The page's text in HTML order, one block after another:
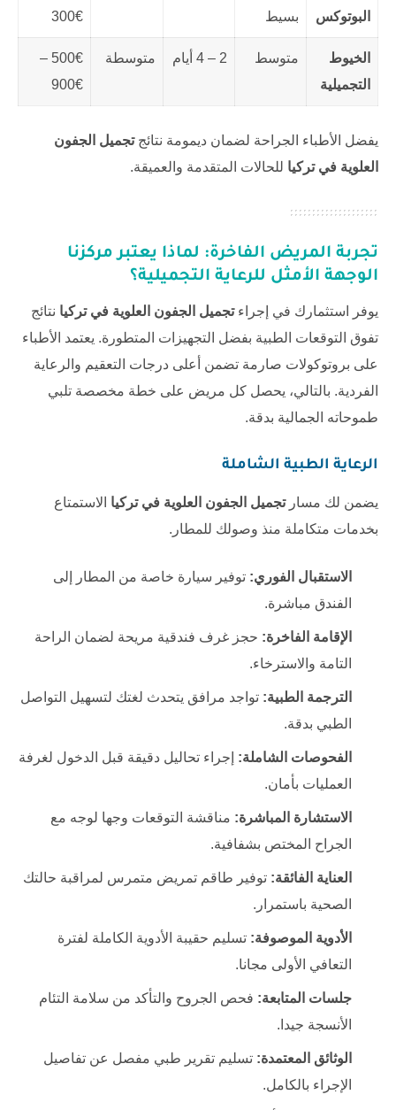
البوتوكس
بسيط
300€
الخيوط
التجميلية
متوسط 2 – 4 أيام متوسطة
500€ –
900€
يفضل الأطباء الجراحة لضمان ديمومة نتائجتجميل الجفون
العلوية في تركيا للحالات المتقدمة والعميقة.
تجربة المريض الفاخرة: لماذا يعتبر مركزنا
الوجهة الأمثل للرعاية التجميلية؟
يوفر استثمارك في إجراءتجميل الجفون العلوية في تركيا نتائج
تفوق التوقعات الطبية بفضل التجهيزات المتطورة. يعتمد الأطباء
على بروتوكولات صارمة تضمن أعلى درجات التعقيم والرعاية
الفردية. بالتالي، يحصل كل مريض على خطة مخصصة تلبي
طموحاته الجمالية بدقة.
الرعاية الطبية الشاملة
يضمن لك مسارتجميل الجفون العلوية في تركيا الاستمتاع
بخدمات متكاملة منذ وصولك للمطار.
الاستقبال الفوري: توفير سيارة خاصة من المطار إلى
الفندق مباشرة.
الإقامة الفاخرة: حجز غرف فندقية مريحة لضمان الراحة
التامة والاسترخاء.
الترجمة الطبية: تواجد مرافق يتحدث لغتك لتسهيل التواصل
الطبي بدقة.
الفحوصات الشاملة: إجراء تحاليل دقيقة قبل الدخول لغرفة
العمليات بأمان.
الاستشارة المباشرة: مناقشة التوقعات وجها لوجه مع
الجراح المختص بشفافية.
العناية الفائقة: توفير طاقم تمريض متمرس لمراقبة حالتك
الصحية باستمرار.
الأدوية الموصوفة: تسليم حقيبة الأدوية الكاملة لفترة
التعافي الأولى مجانا.
جلسات المتابعة: فحص الجروح والتأكد من سلامة التئام
الأنسجة جيدا.
الوثائق المعتمدة: تسليم تقرير طبي مفصل عن تفاصيل
الإجراء بالكامل.